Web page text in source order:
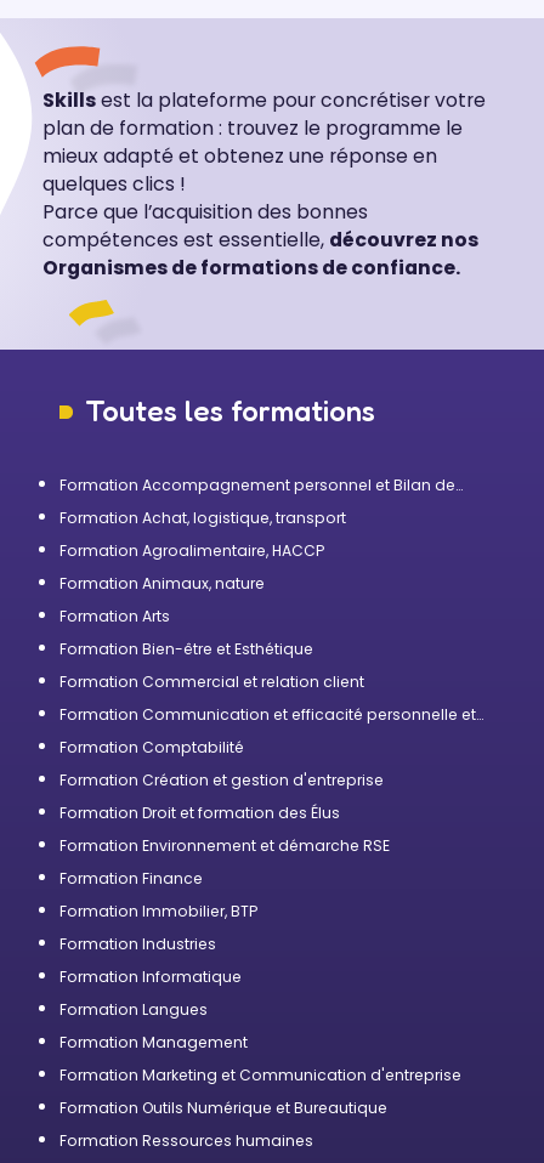
Skillsest la plateforme pour concrétiser votre
plan de formation : trouvez le programme le
mieux adapté et obtenez une réponse en
quelques clics !
Parce que l’acquisition des bonnes
compétences est essentielle, découvrez nos
Organismes de formations de confiance.
Toutes les formations
Formation Accompagnement personnel et Bilan de
Formation Achat, logistique, transport
Formation Agroalimentaire, HACCP
Formation Animaux, nature
Formation Arts
Formation Bien-être et Esthétique
Formation Commercial et relation client
Formation Communication et efficacité personnelle et
Formation Comptabilité
Formation Création et gestion d'entreprise
Formation Droit et formation des Élus
Formation Environnement et démarche RSE
Formation Finance
Formation Immobilier, BTP
Formation Industries
Formation Informatique
Formation Langues
Formation Management
Formation Marketing et Communication d'entreprise
Formation Outils Numérique et Bureautique
Formation Ressources humaines